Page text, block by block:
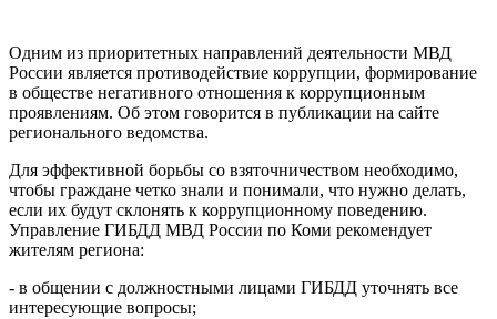
Одним из приоритетных направлений деятельности МВД
России является противодействие коррупции, формирование
в обществе негативного отношения к коррупционным
проявлениям. Об этом говорится в публикации на сайте
регионального ведомства.
Для эффективной борьбы со взяточничеством необходимо,
чтобы граждане четко знали и понимали, что нужно делать,
если их будут склонять к коррупционному поведению.
Управление ГИБДД МВД России по Коми рекомендует
жителям региона:
- в общении с должностными лицами ГИБДД уточнять все
интересующие вопросы;